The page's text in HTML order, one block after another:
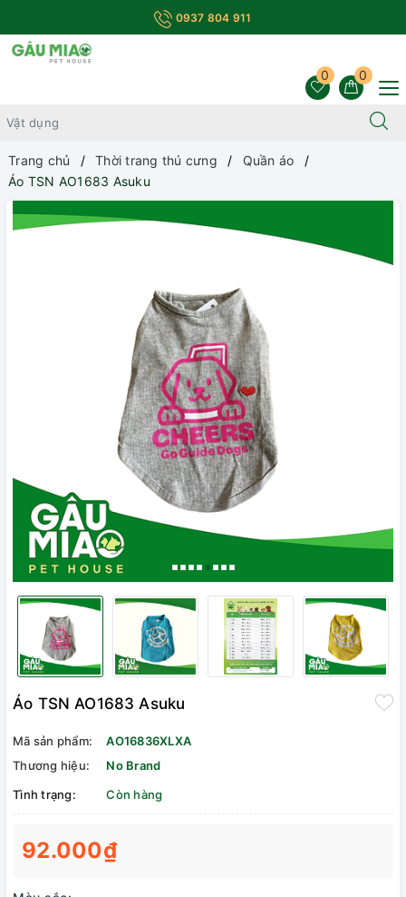
0937 804 911
0
0
Trang chủ Thời trang thú cưng
Quần áo
Áo TSN AO1683 Asuku
Áo TSN AO1683 Asuku
Mã sản phẩm:
AO16836XLXA
Thương hiệu:
No Brand
Tình trạng:
Còn hàng
92.000₫